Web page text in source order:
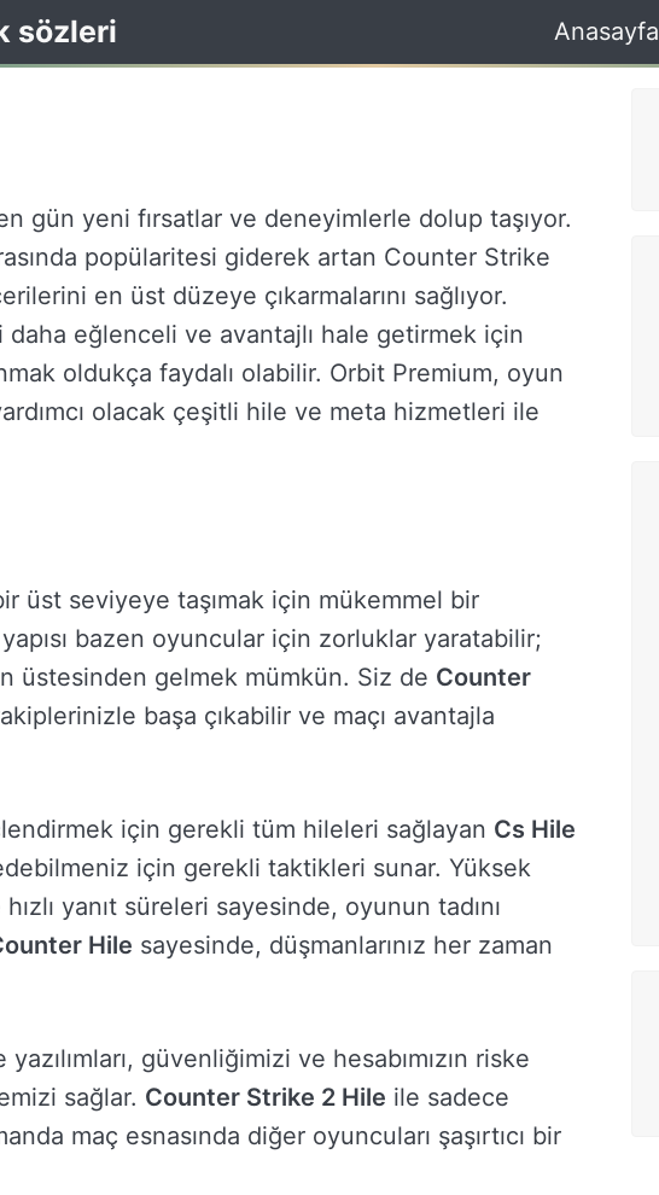
sözleri Anasayfa
gün yeni fırsatlar ve deneyimlerle dolup taşıyor.
popülaritesi giderek artan Counter Strike
en üst düzeye çıkarmalarını sağlıyor.
eğlenceli ve avantajlı hale getirmek için
oldukça faydalı olabilir. Orbit Premium, oyun
olacak çeşitli hile ve meta hizmetleri ile
üst seviyeye taşımak için mükemmel bir
bazen oyuncular için zorluklar yaratabilir;
üstesinden gelmek mümkün. Siz de Counter
başa çıkabilir ve maçı avantajla
için gerekli tüm hileleri sağlayan Cs Hile
için gerekli taktikleri sunar. Yüksek
yanıt süreleri sayesinde, oyunun tadını
Hile sayesinde, düşmanlarınız her zaman
güvenliğimizi ve hesabımızın riske
sağlar. Counter Strike 2 Hile ile sadece
maç esnasında diğer oyuncuları şaşırtıcı bir